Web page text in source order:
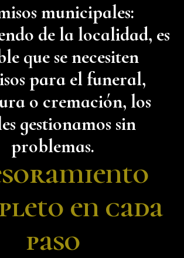
municipales:
de la localidad, es
que se necesiten
para el funeral,
o cremación, los
gestionamos sin
problemas.
en cada
paso